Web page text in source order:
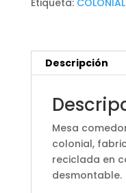
Etiqueta: COLONIAL
Descripción
Mesa
colonial,
reciclada en
desmontable.